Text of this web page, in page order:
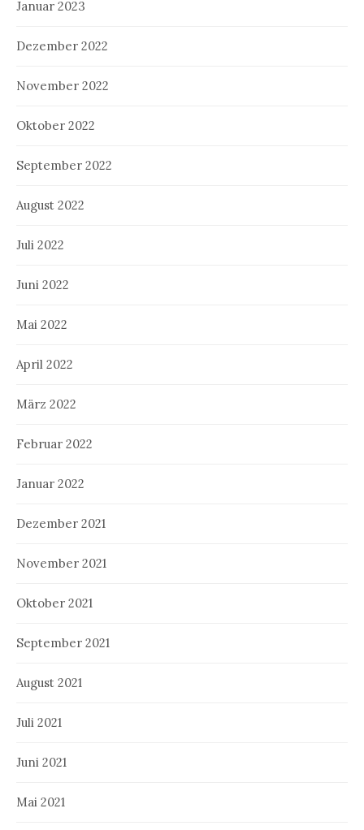
Januar 2023
Dezember 2022
November 2022
Oktober 2022
September 2022
August 2022
Juli 2022
Juni 2022
Mai 2022
April 2022
März 2022
Februar 2022
Januar 2022
Dezember 2021
November 2021
Oktober 2021
September 2021
August 2021
Juli 2021
Juni 2021
Mai 2021